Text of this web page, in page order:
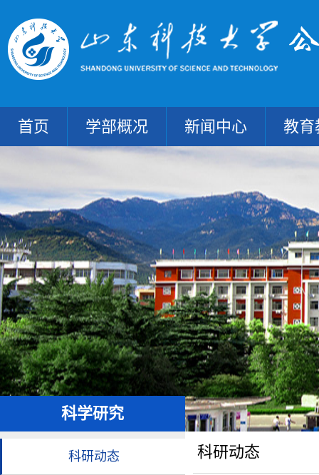
首页 学部概况 新闻中心 教育
科学研究
科研动态 科研动态